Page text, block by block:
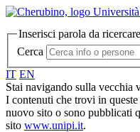
Inserisci parola da ricercare
Cerca
IT EN
Stai navigando sulla vecchia
I contenuti che trovi in
nuovo sito o sono pubblicati
sito www.unipi.it.